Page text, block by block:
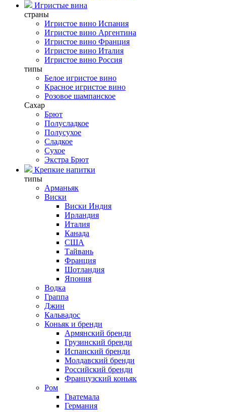
Игристые вина
страны
Игристое вино Испания
Игристое вино Аргентина
Игристое вино Франция
Игристое вино Италия
Игристое вино Россия
типы
Белое игристое вино
Красное игристое вино
Розовое шампанское
Сахар
Брют
Полусладкое
Полусухое
Сладкое
Сухое
Экстра Брют
Крепкие напитки
типы
Арманьяк
Виски
Виски Индия
Ирландия
Италия
Канада
США
Тайвань
Франция
Шотландия
Япония
Водка
Граппа
Джин
Кальвадос
Коньяк и бренди
Армянский бренди
Грузинский бренди
Испанский бренди
Молдавский бренди
Российский бренди
Французский коньяк
Ром
Гватемала
Германия